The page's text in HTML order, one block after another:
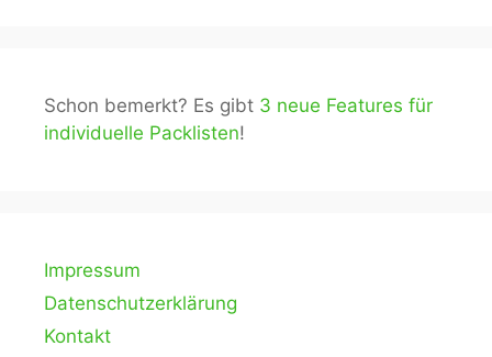
Schon bemerkt? Es gibt 3 neue Features für
individuelle Packlisten!
Impressum
Datenschutzerklärung
Kontakt